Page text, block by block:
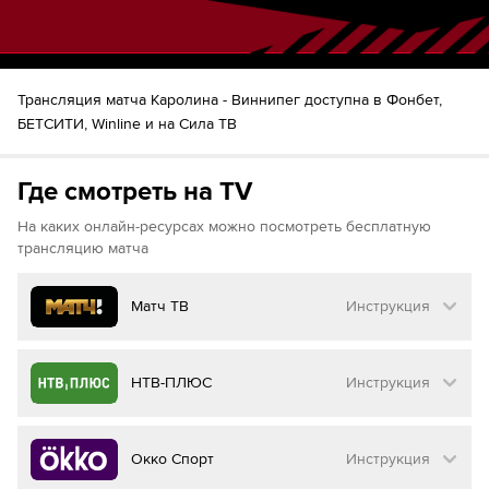
59
Шайба!Сет Джарвис
Андрей Свечников
60
Шайба! Александр Никишин
Джастин Робидас
Трансляция матча Каролина - Виннипег доступна в Фонбет,
БЕТСИТИ, Winline и на Сила ТВ
Где смотреть на TV
На каких онлайн-ресурсах можно посмотреть бесплатную
трансляцию матча
Матч ТВ Инструкция
Как смотреть бесплатно трансляцию матча
Матч ТВ
Инструкция
Перейдите на сайт МАТЧ ТВ
НТВ-ПЛЮС Инструкция
Как смотреть бесплатно трансляцию матча
на НТВ ПЛЮС
Окко Спорт Инструкция